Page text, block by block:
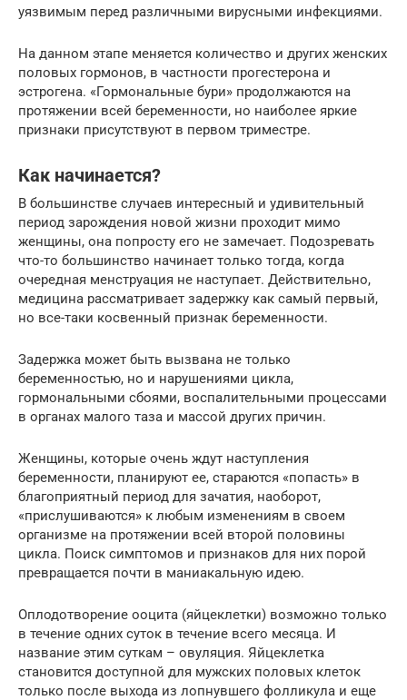
уязвимым перед различными вирусными инфекциями.
На данном этапе меняется количество и других женских
половых гормонов, в частности прогестерона и
эстрогена. «Гормональные бури» продолжаются на
протяжении всей беременности, но наиболее яркие
признаки присутствуют в первом триместре.
Как начинается?
В большинстве случаев интересный и удивительный
период зарождения новой жизни проходит мимо
женщины, она попросту его не замечает. Подозревать
что-то большинство начинает только тогда, когда
очередная менструация не наступает. Действительно,
медицина рассматривает задержку как самый первый,
но все-таки косвенный признак беременности.
Задержка может быть вызвана не только
беременностью, но и нарушениями цикла,
гормональными сбоями, воспалительными процессами
в органах малого таза и массой других причин.
Женщины, которые очень ждут наступления
беременности, планируют ее, стараются «попасть» в
благоприятный период для зачатия, наоборот,
«прислушиваются» к любым изменениям в своем
организме на протяжении всей второй половины
цикла. Поиск симптомов и признаков для них порой
превращается почти в маниакальную идею.
Оплодотворение ооцита (яйцеклетки) возможно только
в течение одних суток в течение всего месяца. И
название этим суткам – овуляция. Яйцеклетка
становится доступной для мужских половых клеток
только после выхода из лопнувшего фолликула и еще